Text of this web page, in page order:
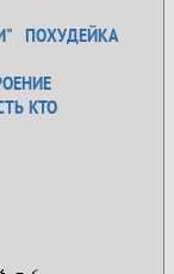
ПОХУДЕЙКА
КТО